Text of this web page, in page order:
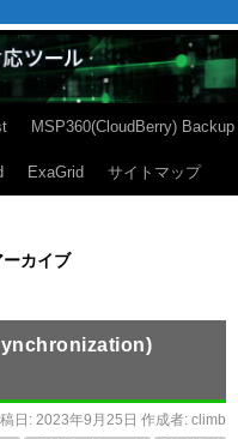
MSP360(CloudBerry) Backup
ExaGrid サイトマップ
ーカイブ
日: 2023年9月25日 作成者: climb